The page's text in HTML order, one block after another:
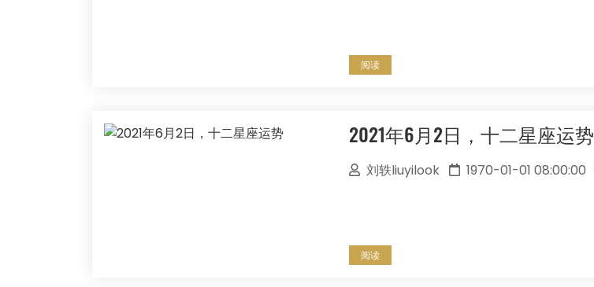
阅读
2021年6月2日，十二星座运势
刘轶liuyilook 1970-01-01 08:00:00
阅读